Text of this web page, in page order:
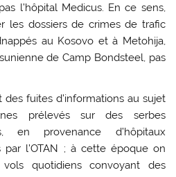
l’hôpital Medicus. En ce sens,
les dossiers de crimes de trafic
au Kosovo et à Metohija,
de Camp Bondsteel, pas
fuites d’informations au sujet
prélevés sur des serbes
en provenance d’hôpitaux
par l’OTAN ; à cette époque on
quotidiens convoyant des